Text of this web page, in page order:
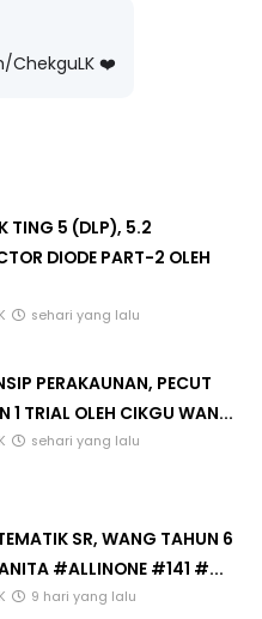
❤️
TING 5 (DLP), 5.2
DIODE PART-2 OLEH
sehari yang lalu
PERAKAUNAN, PECUT
1 TRIAL OLEH CIKGU WAN...
sehari yang lalu
SR, WANG TAHUN 6
#ALLINONE #141 #...
9 hari yang lalu